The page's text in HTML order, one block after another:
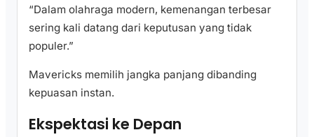
“Dalam olahraga modern, kemenangan terbesar
sering kali datang dari keputusan yang tidak
populer.”
Mavericks memilih jangka panjang dibanding
kepuasan instan.
Ekspektasi ke Depan